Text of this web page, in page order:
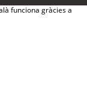
funciona gràcies a